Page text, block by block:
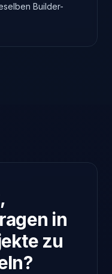
Builder-
in
zu